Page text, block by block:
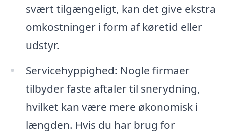
svært tilgængeligt, kan det give ekstra
omkostninger i form af køretid eller
udstyr.
Servicehyppighed: Nogle firmaer
tilbyder faste aftaler til snerydning,
hvilket kan være mere økonomisk i
længden. Hvis du har brug for